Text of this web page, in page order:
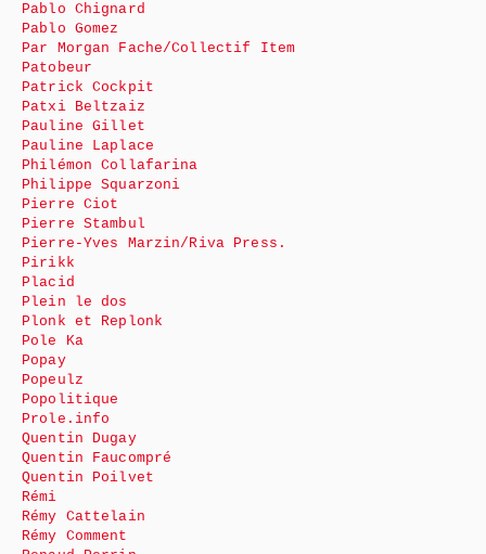
Pablo Chignard
Pablo Gomez
Par Morgan Fache/Collectif Item
Patobeur
Patrick Cockpit
Patxi Beltzaiz
Pauline Gillet
Pauline Laplace
Philémon Collafarina
Philippe Squarzoni
Pierre Ciot
Pierre Stambul
Pierre-Yves Marzin/Riva Press.
Pirikk
Placid
Plein le dos
Plonk et Replonk
Pole Ka
Popay
Popeulz
Popolitique
Prole.info
Quentin Dugay
Quentin Faucompré
Quentin Poilvet
Rémi
Rémy Cattelain
Rémy Comment